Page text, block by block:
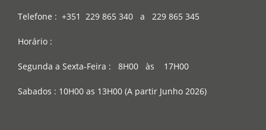
Telefone : +351 229 865 340 a 229 865 345
Horário :
Segunda a Sexta-Feira : 8H00 às 17H00
Sabados : 10H00 as 13H00 (A partir Junho 2026)